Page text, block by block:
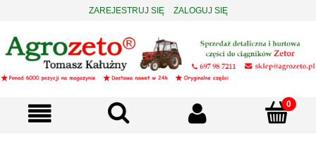
ZAREJESTRUJ SIĘ ZALOGUJ SIĘ